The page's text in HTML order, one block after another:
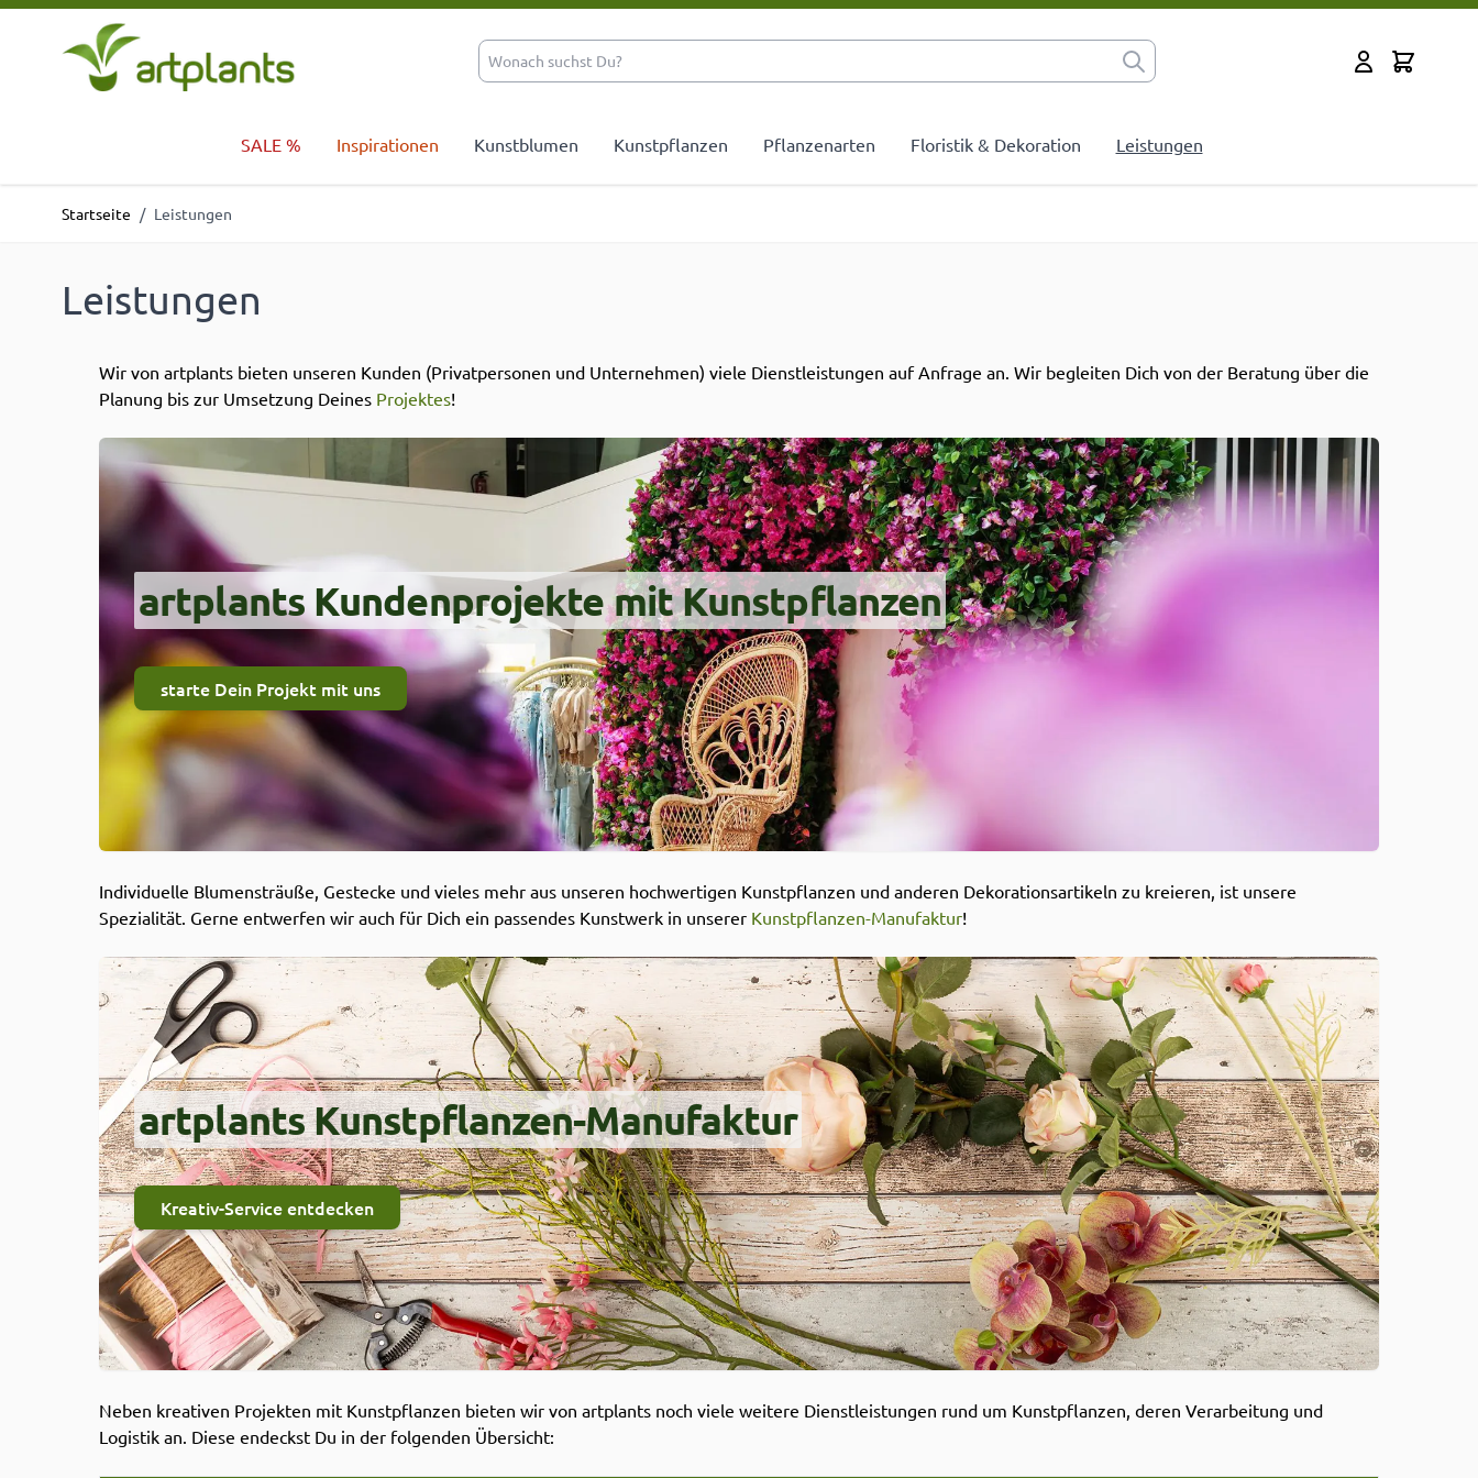
Zum Inhalt springen
Cart
SALE % Inspirationen Kunstblumen Kunstpflanzen Pflanzenarten Floristik & Dekoration Leistungen
Startseite / Leistungen
Leistungen
Wir von artplants bieten unseren Kunden (Privatpersonen und Unternehmen) viele Dienstleistungen auf Anfrage an. Wir begleiten Dich von der Beratung über die
Planung bis zur Umsetzung Deines Projektes!
artplants Kundenprojekte mit Kunstpflanzen
starte Dein Projekt mit uns
Individuelle Blumensträuße, Gestecke und vieles mehr aus unseren hochwertigen Kunstpflanzen und anderen Dekorationsartikeln zu kreieren, ist unsere
Spezialität. Gerne entwerfen wir auch für Dich ein passendes Kunstwerk in unserer Kunstpflanzen-Manufaktur!
artplants Kunstpflanzen-Manufaktur
Kreativ-Service entdecken
Neben kreativen Projekten mit Kunstpflanzen bieten wir von artplants noch viele weitere Dienstleistungen rund um Kunstpflanzen, deren Verarbeitung und
Logistik an. Diese endeckst Du in der folgenden Übersicht: